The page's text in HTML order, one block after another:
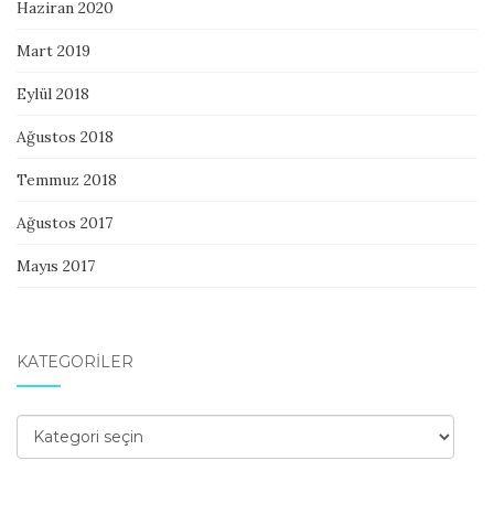
Haziran 2020
Mart 2019
Eylül 2018
Ağustos 2018
Temmuz 2018
Ağustos 2017
Mayıs 2017
KATEGORILER
Kategoriler